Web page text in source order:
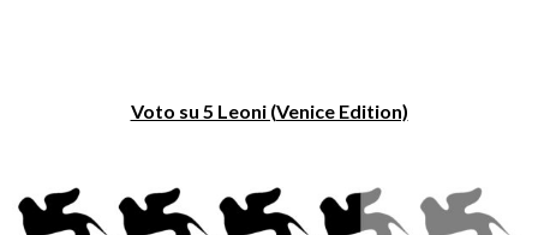
Voto su 5 Leoni (Venice Edition)